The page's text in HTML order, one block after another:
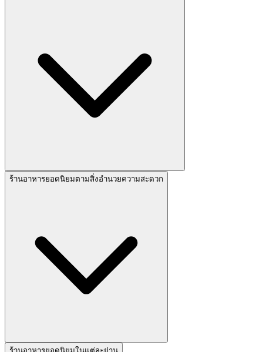
ร้านอาหารยอดนิยมตามสิ่งอำนวยความสะดวก